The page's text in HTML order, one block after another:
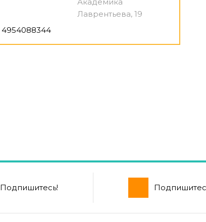
Лаврентьева, 19
4954088344
Подпишитесь!